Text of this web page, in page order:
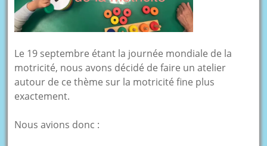
Le 19 septembre étant la journée mondiale de la
motricité, nous avons décidé de faire un atelier
autour de ce thème sur la motricité fine plus
exactement.
Nous avions donc :